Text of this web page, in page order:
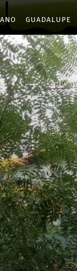
GUADALUPE